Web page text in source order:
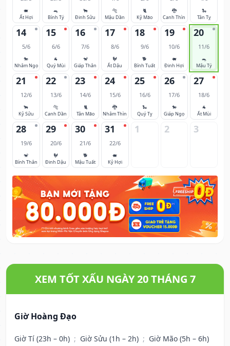
🐖
Ất Hợi
🐀
Bính Tý
🐂
Đinh Sửu
🐅
Mậu Dần
🐈
Kỷ Mão
🐉
Canh Thìn
🐍
Tân Tỵ
14
5/6
🐎
Nhâm Ngọ
15
6/6
🐐
Quý Mùi
16
7/6
🐒
Giáp Thân
17
8/6
🐓
Ất Dậu
18
9/6
🐕
Bính Tuất
19
10/6
🐖
Đinh Hợi
20
11/6
🐀
Mậu Tý
21
12/6
🐂
Kỷ Sửu
22
13/6
🐅
Canh Dần
23
14/6
🐈
Tân Mão
24
15/6
🐉
Nhâm Thìn
25
16/6
🐍
Quý Tỵ
26
17/6
🐎
Giáp Ngọ
27
18/6
🐐
Ất Mùi
28
19/6
🐒
Bính Thân
29
20/6
🐓
Đinh Dậu
30
21/6
🐕
Mậu Tuất
31
22/6
🐖
Kỷ Hợi
1 2 3
XEM TỐT XẤU NGÀY 20 THÁNG 7
Giờ Hoàng Đạo
Giờ Tí (23h – 0h) ; Giờ Sửu (1h – 2h) ; Giờ Mão (5h – 6h)